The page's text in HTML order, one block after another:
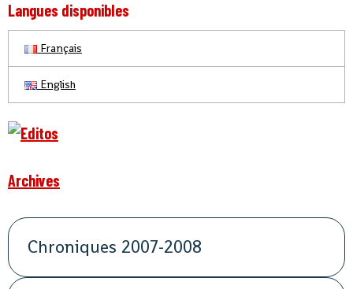
Langues disponibles
Français
English
Archives
Chroniques 2007-2008